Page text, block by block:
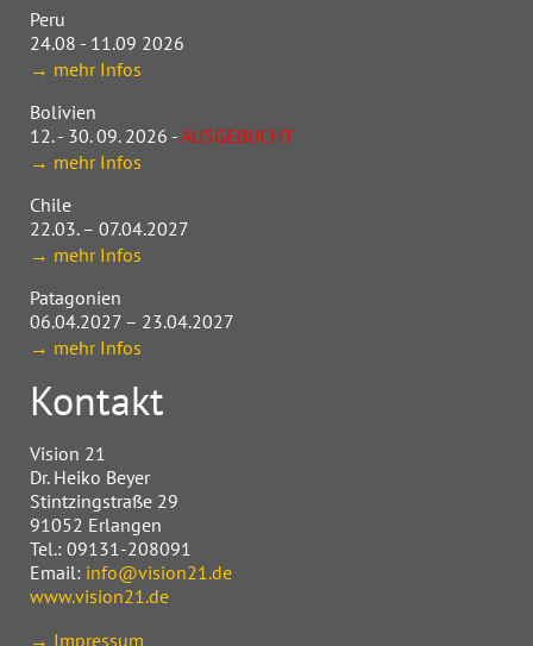
Peru
24.08 - 11.09 2026
→ mehr Infos
Bolivien
12. - 30. 09. 2026 -AUSGEBUCHT
→ mehr Infos
Chile
22.03. – 07.04.2027
→ mehr Infos
Patagonien
06.04.2027 – 23.04.2027
→ mehr Infos
Kontakt
Vision 21
Dr. Heiko Beyer
Stintzingstraße 29
91052 Erlangen
Tel.: 09131-208091
Email: info@vision21.de
www.vision21.de
→ Impressum